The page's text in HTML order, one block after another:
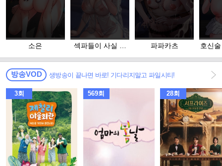
소은
섹파들이 사실 가
파파카츠
호신
방송VOD 생방송이 끝나면 바로! 기다리지말고 파일시티!
3회 569회 28회